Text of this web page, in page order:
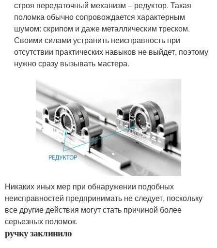
строя передаточный механизм – редуктор. Такая
поломка обычно сопровождается характерным
шумом: скрипом и даже металлическим треском.
Своими силами устранить неисправность при
отсутствии практических навыков не выйдет, поэтому
нужно сразу вызывать мастера.
Никаких иных мер при обнаружении подобных
неисправностей предпринимать не следует, поскольку
все другие действия могут стать причиной более
серьезных поломок.
ручку заклинило